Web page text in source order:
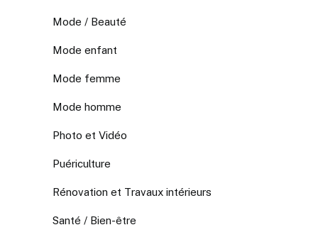
Mode / Beauté
Mode enfant
Mode femme
Mode homme
Photo et Vidéo
Puériculture
Rénovation et Travaux intérieurs
Santé / Bien-être